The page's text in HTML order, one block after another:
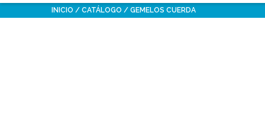
INICIO CATÁLOGO GEMELOS CUERDA